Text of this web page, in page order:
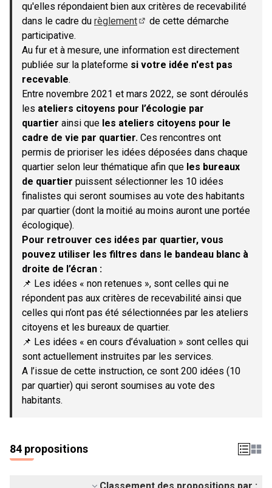
qu'elles répondaient bien aux critères de recevabilité
dans le cadre du règlement
de cette démarche
participative.
Au fur et à mesure, une information est directement
publiée sur la plateforme si votre idée n'est pas
recevable.
Entre novembre 2021 et mars 2022, se sont déroulés
les ateliers citoyens pour l’écologie par
quartier ainsi que les ateliers citoyens pour le
cadre de vie par quartier. Ces rencontres ont
permis de prioriser les idées déposées dans chaque
quartier selon leur thématique afin que les bureaux
de quartier puissent sélectionner les 10 idées
finalistes qui seront soumises au vote des habitants
par quartier (dont la moitié au moins auront une portée
écologique).
Pour retrouver ces idées par quartier, vous
pouvez utiliser les filtres dans le bandeau blanc à
droite de l’écran :
📌 Les idées « non retenues », sont celles qui ne
répondent pas aux critères de recevabilité ainsi que
celles qui n’ont pas été sélectionnées par les ateliers
citoyens et les bureaux de quartier.
📌 Les idées « en cours d’évaluation » sont celles qui
sont actuellement instruites par les services.
A l’issue de cette instruction, ce sont 200 idées (10
par quartier) qui seront soumises au vote des
habitants.
84 propositions